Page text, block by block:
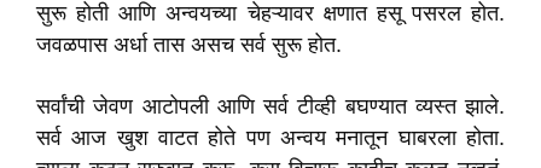
सुरू होती आणि अन्वयच्या चेहऱ्यावर क्षणात हसू पसरल होत.
जवळपास अर्धा तास असच सर्व सुरू होत.
सर्वांची जेवण आटोपली आणि सर्व टीव्ही बघण्यात व्यस्त झाले.
सर्व आज खुश वाटत होते पण अन्वय मनातून घाबरला होता.